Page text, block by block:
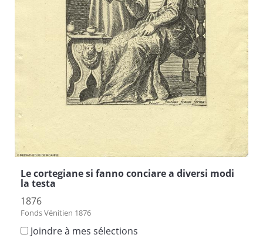
Le cortegiane si fanno conciare a diversi modi
la testa
1876
Fonds Vénitien 1876
Joindre à mes sélections